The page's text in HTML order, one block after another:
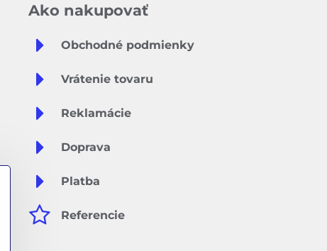
Ako nakupovať
Obchodné podmienky
Vrátenie tovaru
Reklamácie
Doprava
Platba
Referencie